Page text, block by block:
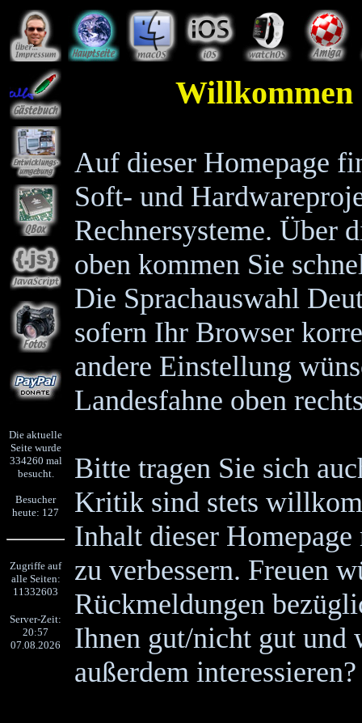
Die aktuelle
Seite wurde
334260 mal
besucht.
Besucher
heute: 127
Zugriffe auf
alle Seiten:
11332603
Server-Zeit:
20:57
07.08.2026
Willkommen
Auf dieser Homepage
Soft- und
Rechnersysteme. Über
oben kommen Sie
Die Sprachauswahl
sofern Ihr Browser
andere Einstellung
Landesfahne oben
Bitte tragen Sie sich
Kritik sind stets
Inhalt dieser
zu verbessern. Freuen
Rückmeldungen
Ihnen gut/nicht gut und
außerdem interessieren?